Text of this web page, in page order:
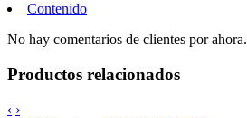
Contenido
No hay comentarios de clientes por ahora.
Productos relacionados
‹ ›